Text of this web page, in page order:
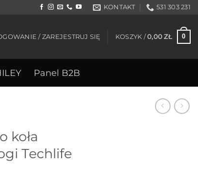
KONTAKT 531 303 231
/ ZAREJESTRUJ SIĘ KOSZYK /0,00ZŁ 0
Panel B2B
koła
Techlife